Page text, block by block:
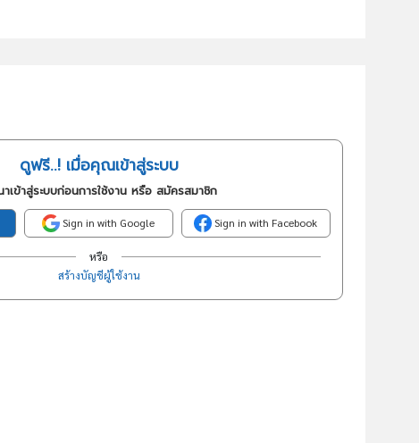
ดูฟรี..! เมื่อคุณเข้าสู่ระบบ
เข้าสู่ระบบก่อนการใช้งาน หรือ สมัครสมาชิก
Sign in with Google Sign in with Facebook
หรือ
สร้างบัญชีผู้ใช้งาน